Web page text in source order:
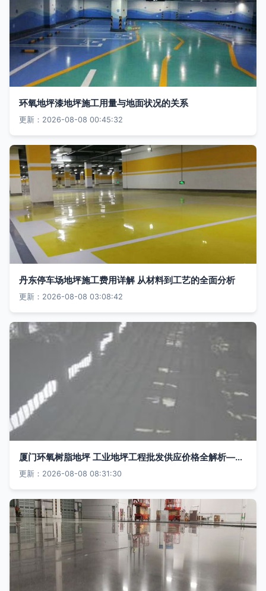
环氧地坪漆地坪施工用量与地面状况的关系
更新：2026-08-08 00:45:32
丹东停车场地坪施工费用详解 从材料到工艺的全面分析
更新：2026-08-08 03:08:42
厦门环氧树脂地坪 工业地坪工程批发供应价格全解析——谷瀑环保地坪工程优选
更新：2026-08-08 08:31:30